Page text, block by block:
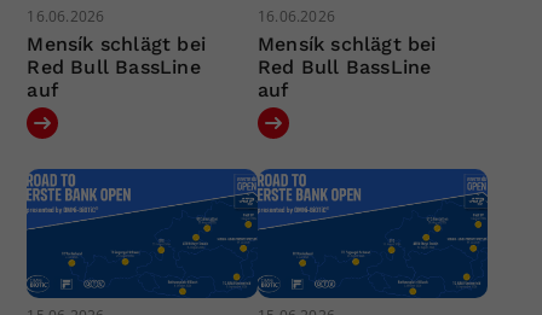
16.06.2026
Mensík schlägt bei
Red Bull BassLine
auf
16.06.2026
Mensík schlägt bei
Red Bull BassLine
auf